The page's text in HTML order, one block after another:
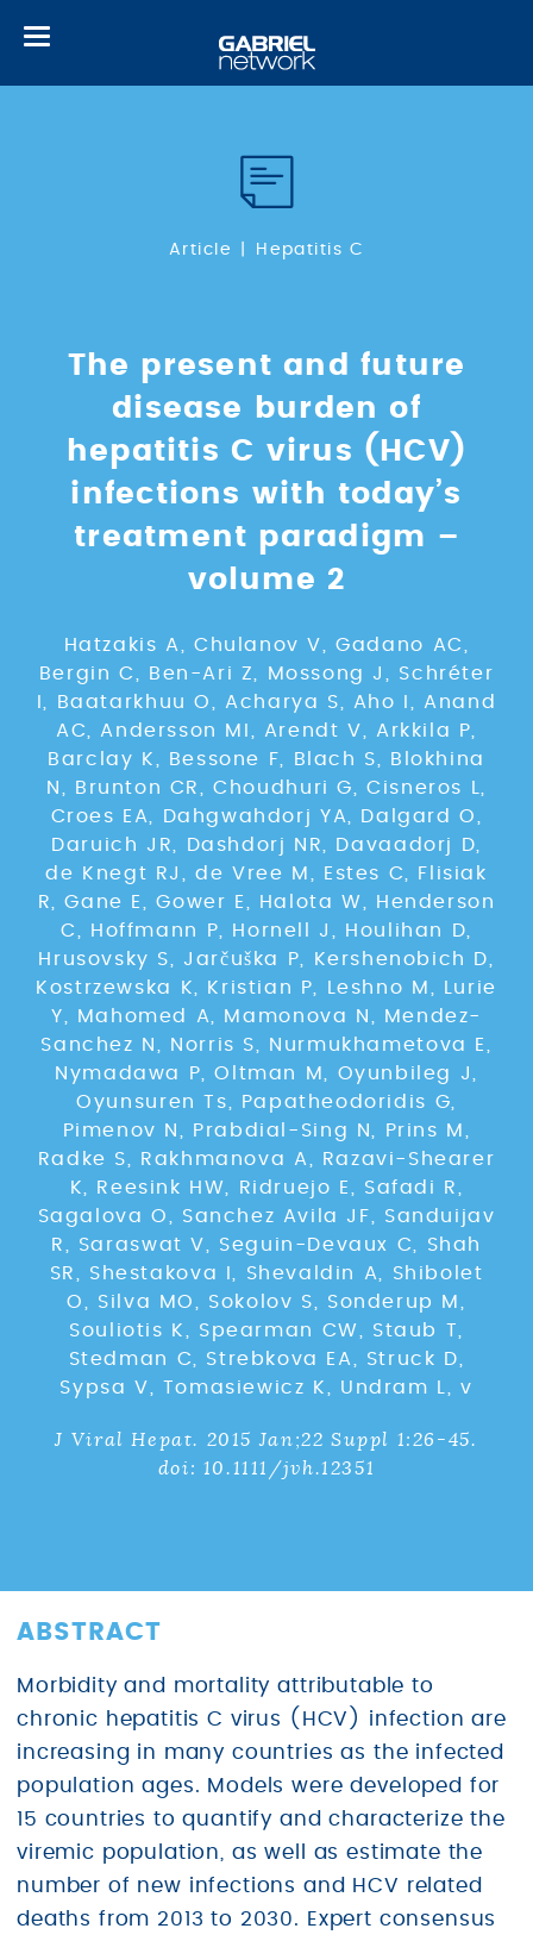
Toggle
Article Hepatitis C
The present and future
disease burden of
hepatitis C virus (HCV)
infections with today’s
treatment paradigm –
volume 2
Hatzakis A, Chulanov V, Gadano AC,
Bergin C, Ben-Ari Z, Mossong J, Schréter
I, Baatarkhuu O, Acharya S, Aho I, Anand
AC, Andersson MI, Arendt V, Arkkila P,
Barclay K, Bessone F, Blach S, Blokhina
N, Brunton CR, Choudhuri G, Cisneros L,
Croes EA, Dahgwahdorj YA, Dalgard O,
Daruich JR, Dashdorj NR, Davaadorj D,
de Knegt RJ, de Vree M, Estes C, Flisiak
R, Gane E, Gower E, Halota W, Henderson
C, Hoffmann P, Hornell J, Houlihan D,
Hrusovsky S, Jarčuška P, Kershenobich D,
Kostrzewska K, Kristian P, Leshno M, Lurie
Y, Mahomed A, Mamonova N, Mendez-
Sanchez N, Norris S, Nurmukhametova E,
Nymadawa P, Oltman M, Oyunbileg J,
Oyunsuren Ts, Papatheodoridis G,
Pimenov N, Prabdial-Sing N, Prins M,
Radke S, Rakhmanova A, Razavi-Shearer
K, Reesink HW, Ridruejo E, Safadi R,
Sagalova O, Sanchez Avila JF, Sanduijav
R, Saraswat V, Seguin-Devaux C, Shah
SR, Shestakova I, Shevaldin A, Shibolet
O, Silva MO, Sokolov S, Sonderup M,
Souliotis K, Spearman CW, Staub T,
Stedman C, Strebkova EA, Struck D,
Sypsa V, Tomasiewicz K, Undram L, v
J Viral Hepat. 2015 Jan;22 Suppl 1:26-45.
doi: 10.1111/jvh.12351
ABSTRACT
Morbidity and mortality attributable to
chronic hepatitis C virus (HCV) infection are
increasing in many countries as the infected
population ages. Models were developed for
15 countries to quantify and characterize the
viremic population, as well as estimate the
number of new infections and HCV related
deaths from 2013 to 2030. Expert consensus